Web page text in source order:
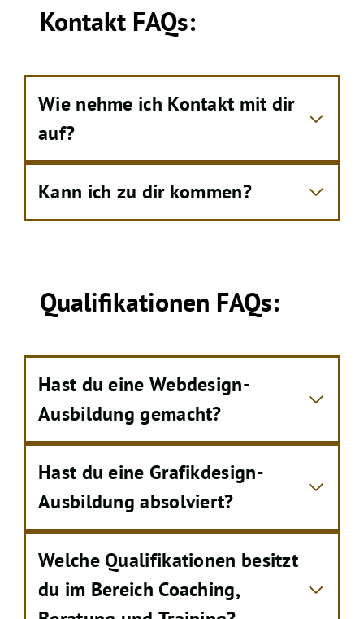
Kontakt FAQs:
Wie nehme ich Kontakt mit dir
auf?
Kann ich zu dir kommen?
Qualifikationen FAQs:
Hast du eine Webdesign-
Ausbildung gemacht?
Hast du eine Grafikdesign-
Ausbildung absolviert?
Welche Qualifikationen besitzt
du im Bereich Coaching,